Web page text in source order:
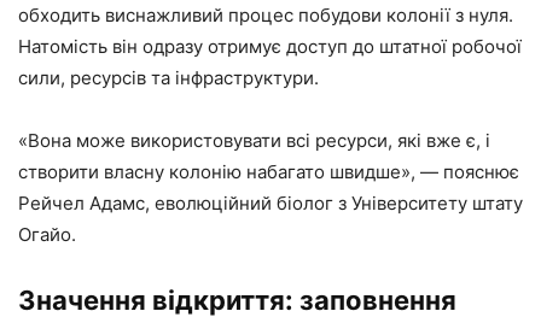
обходить виснажливий процес побудови колонії з нуля.
Натомість він одразу отримує доступ до штатної робочої
сили, ресурсів та інфраструктури.
«Вона може використовувати всі ресурси, які вже є, і
створити власну колонію набагато швидше», — пояснює
Рейчел Адамс, еволюційний біолог з Університету штату
Огайо.
Значення відкриття: заповнення